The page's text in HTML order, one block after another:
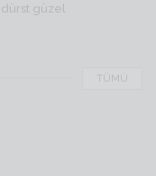
güzel
TÜMÜ